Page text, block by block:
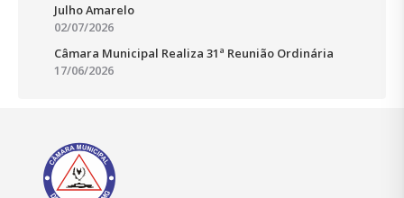
Julho Amarelo
02/07/2026
Câmara Municipal Realiza 31ª Reunião Ordinária
17/06/2026